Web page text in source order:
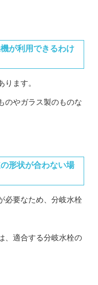
が利用できるわけ
ます。
のやガラス製のものな
形状が合わない場
必要なため、分岐水栓
、適合する分岐水栓の